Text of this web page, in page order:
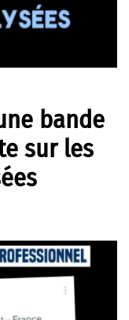
bande
sur les